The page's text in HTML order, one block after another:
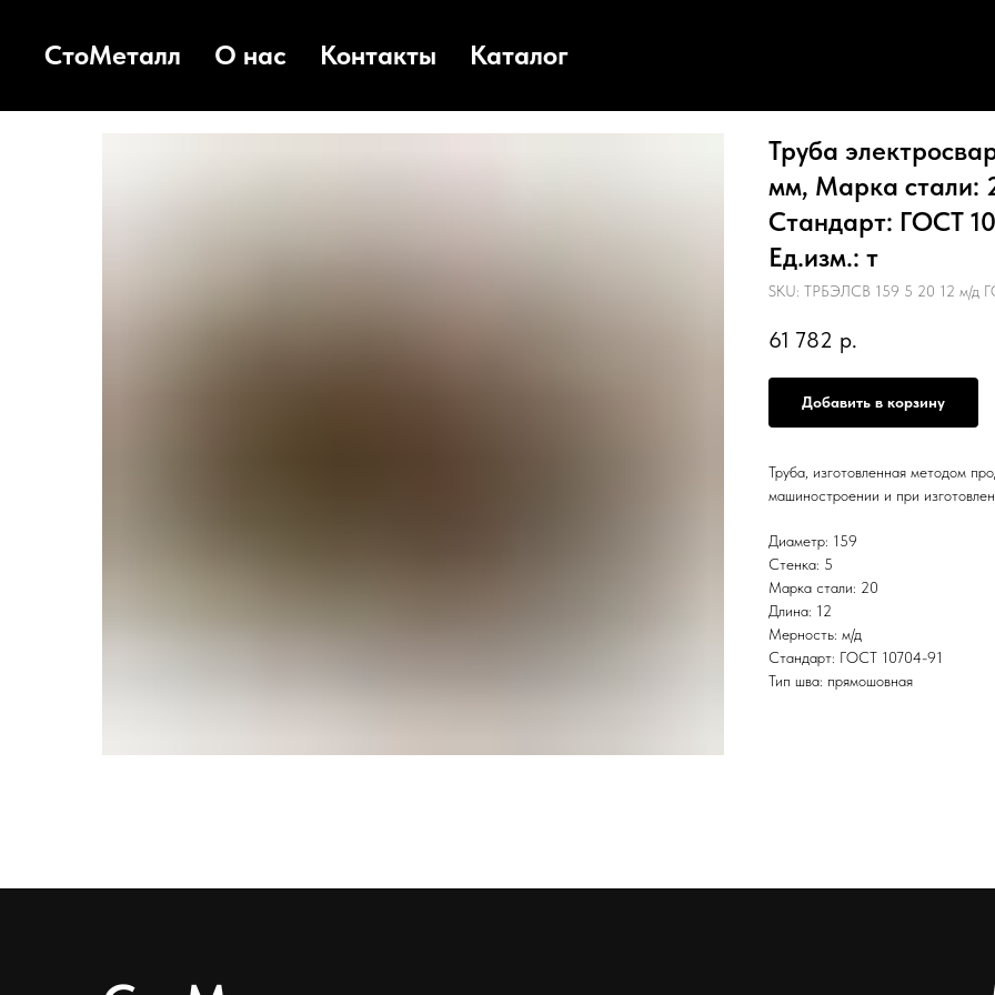
СтоМеталл О нас Контакты Каталог
Труба
мм, Марка стали:
Стандарт: ГОСТ
Ед.изм.: т
SKU: ТРБЭЛСВ 159 5 20 12 м/д
61 782 р.
Добавить в корзину
Труба, изготовленная методом
машиностроении и при
Диаметр: 159
Стенка: 5
Марка стали: 20
Длина: 12
Мерность: м/д
Стандарт: ГОСТ 10704-91
Тип шва: прямошовная